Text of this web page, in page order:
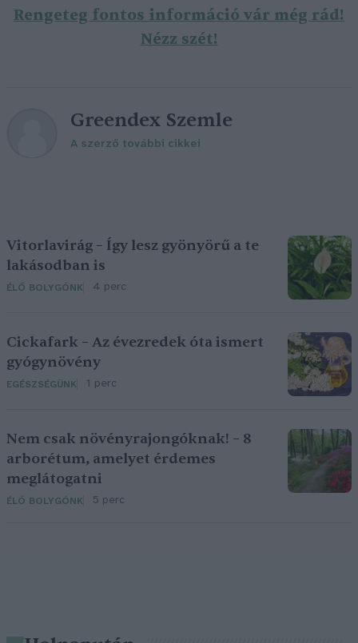
Rengeteg fontos információ vár még rád!
Nézz szét!
Greendex Szemle
A szerző további cikkei
Vitorlavirág – Így lesz gyönyörű a te
lakásodban is
ÉLŐ BOLYGÓNK 4 perc
Cickafark – Az évezredek óta ismert
gyógynövény
EGÉSZSÉGÜNK 1 perc
Nem csak növényrajongóknak! – 8
arborétum, amelyet érdemes
meglátogatni
ÉLŐ BOLYGÓNK 5 perc